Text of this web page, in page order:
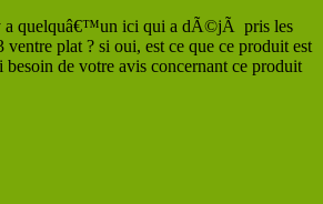
a quelquâ€™un ici qui a dÃ©jÃ pris les
plat ? si oui, est ce que ce produit est
de votre avis concernant ce produit